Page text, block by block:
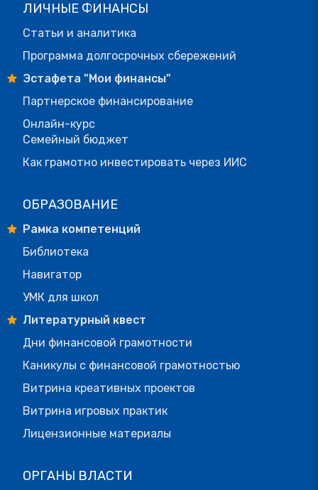
ЛИЧНЫЕ ФИНАНСЫ
Статьи и аналитика
Программа долгосрочных сбережений
Эстафета "Мои финансы"
Партнерское финансирование
Онлайн-курс
Семейный бюджет
Как грамотно инвестировать через ИИС
ОБРАЗОВАНИЕ
Рамка компетенций
Библиотека
Навигатор
УМК для школ
Литературный квест
Дни финансовой грамотности
Каникулы с финансовой грамотностью
Витрина креативных проектов
Витрина игровых практик
Лицензионные материалы
ОРГАНЫ ВЛАСТИ